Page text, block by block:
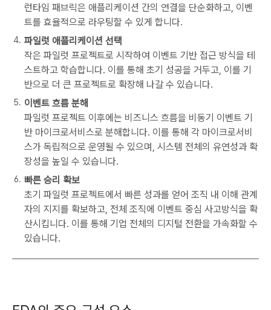
런타임 패브릭은 애플리케이션 간의 연결을 단순화하고, 이벤
트를 효율적으로 라우팅할 수 있게 합니다.
파일럿 애플리케이션 선택
작은 파일럿 프로젝트로 시작하여 이벤트 기반 접근 방식을 테
스트하고 학습합니다. 이를 통해 초기 성공을 거두고, 이를 기
반으로 더 큰 프로젝트로 확장해 나갈 수 있습니다.
이벤트 흐름 분해
파일럿 프로젝트 이후에는 비즈니스 흐름을 비동기 이벤트 기
반 마이크로서비스로 분해합니다. 이를 통해 각 마이크로서비
스가 독립적으로 운영될 수 있으며, 시스템 전체의 유연성과 확
장성을 높일 수 있습니다.
빠른 승리 확보
초기 파일럿 프로젝트에서 빠른 성과를 얻어 조직 내 이해 관계
자의 지지를 확보하고, 전체 조직에 이벤트 중심 사고방식을 확
산시킵니다. 이를 통해 기업 전체의 디지털 전환을 가속화할 수
있습니다.